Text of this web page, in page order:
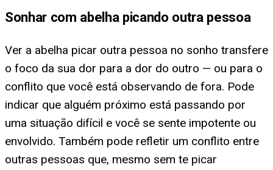
Sonhar com abelha picando outra pessoa
Ver a abelha picar outra pessoa no sonho transfere
o foco da sua dor para a dor do outro — ou para o
conflito que você está observando de fora. Pode
indicar que alguém próximo está passando por
uma situação difícil e você se sente impotente ou
envolvido. Também pode refletir um conflito entre
outras pessoas que, mesmo sem te picar